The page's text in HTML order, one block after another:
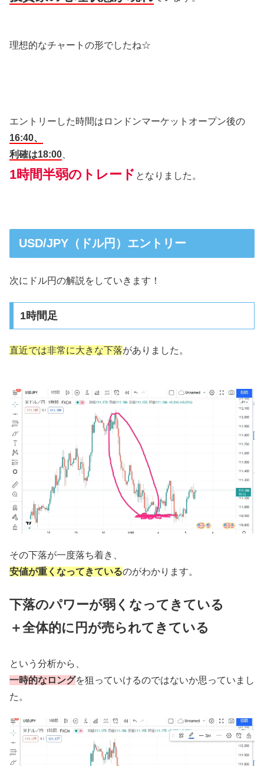
理想的なチャートの形でしたね☆
エントリーした時間はロンドンマーケットオープン後の
16:40、
利確は18:00
1時間半弱のトレード となりました。
USD/JPY（ドル円）エントリー
次にドル円の解説をしていきます！
1時間足
直近では非常に大きな下落がありました。
その下落が一度落ち着き、
安値が重くなってきているのがわかります。
下落のパワーが弱くなってきている
＋全体的に円が売られてきている
という分析から、
一時的なロングを狙っていけるのではないか思っていまし
た。